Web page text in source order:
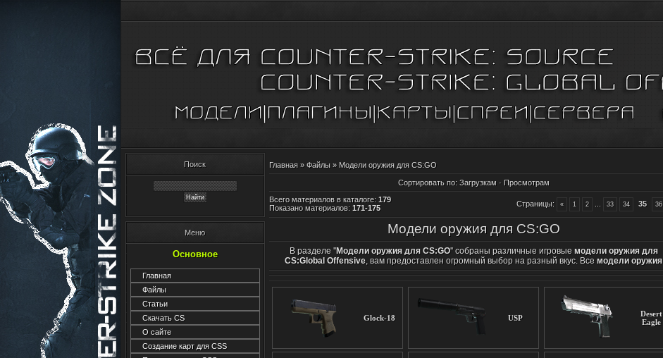
Поиск
Меню
Основное
Главная
Файлы
Статьи
Скачать CS
О сайте
Создание карт для CSS
Главная» Файлы» Модели оружия для CS:GO
Сортировать по: Загрузкам · Просмотрам
Всего материалов в каталоге: 179
Показано материалов: 171-175 Страницы: « 1 2 33 34 35 36
Модели оружия для CS:GO
В разделе ''Модели оружия для CS:GO'' собраны различные игровые модели оружия для
CS:Global Offensive , вам предоставлен огромный выбор на разный вкус. Все модели оружия
Glock-18 USP
Desert
Eagle